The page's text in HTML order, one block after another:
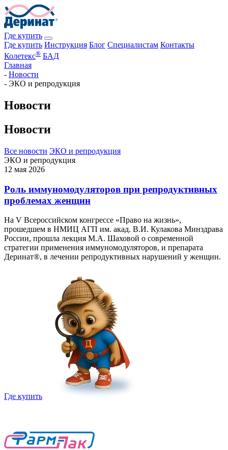
Где купить
Где купить Инструкция Блог Специалистам Контакты
Колетекс® БАД
Главная
- Новости
- ЭКО и репродукция
Новости
Новости
Все новости ЭКО и репродукция
ЭКО и репродукция
12 мая 2026
Роль иммуномодуляторов при репродуктивных
проблемах женщин
На V Всероссийском конгрессе «Право на жизнь»,
прошедшем в НМИЦ АГП им. акад. В.И. Кулакова Минздрава
России, прошла лекция М.А. Шаховой о современной
стратегии применения иммуномодуляторов, и препарата
Деринат®, в лечении репродуктивных нарушений у женщин.
Где купить